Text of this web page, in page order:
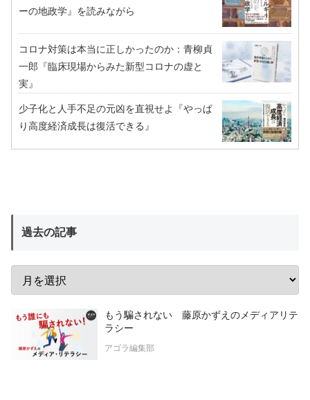
ーの地政学』を読みながら
コロナ対策は本当に正しかったのか：青柳貞
一郎『臨床現場からみた新型コロナの虚と
実』
少子化と人手不足の元凶を直視せよ『やっぱ
り高度経済成長は復活できる』
過去の記事
もう騙されない 藤原かずえのメディアリテ
ラシー
アゴラ編集部